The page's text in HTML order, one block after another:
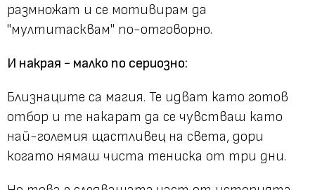
размножат и се мотивирам да
"мултитасквам" по-отговорно.
И накрая - малко по сериозно:
Близнаците са магия. Те идват като готов
отбор и те накарат да се чувстваш като
най-големия щастливец на света, дори
когато нямаш чиста тениска от три дни.